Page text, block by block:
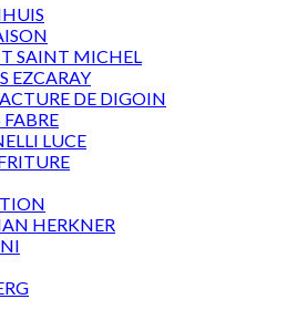
SAINT MICHEL
EZCARAY
DE DIGOIN
LUCE
HERKNER